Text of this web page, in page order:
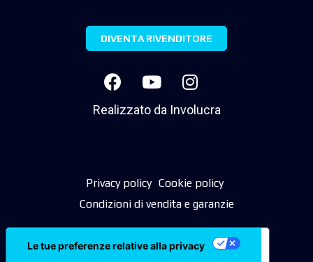
DIVENTA RIVENDITORE
Realizzato da Involucra
Privacy policy Cookie policy
Condizioni di vendita e garanzie
Le tue preferenze relative alla privacy